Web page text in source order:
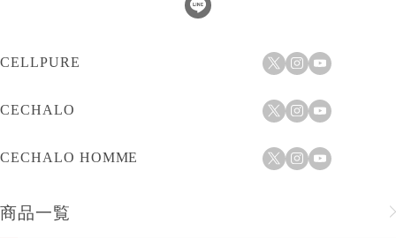
CELLPURE
CECHALO
CECHALO HOMME
商品一覧